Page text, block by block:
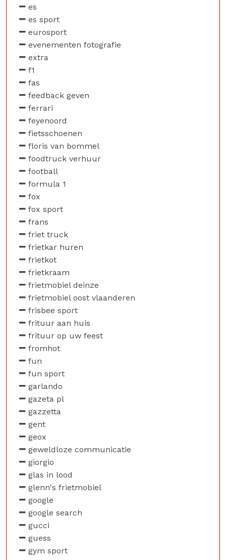
es
es sport
eurosport
evenementen fotografie
extra
f1
fas
feedback geven
ferrari
feyenoord
fietsschoenen
floris van bommel
foodtruck verhuur
football
formula 1
fox
fox sport
frans
friet truck
frietkar huren
frietkot
frietkraam
frietmobiel deinze
frietmobiel oost vlaanderen
frisbee sport
frituur aan huis
frituur op uw feest
fromhot
fun
fun sport
garlando
gazeta pl
gazzetta
gent
geox
geweldloze communicatie
giorgio
glas in lood
glenn's frietmobiel
google
google search
gucci
guess
gym sport